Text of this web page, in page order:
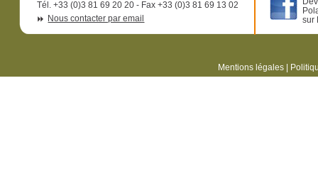
Tél. +33 (0)3 81 69 20 20 - Fax +33 (0)3 81 69 13 02
Nous contacter par email
sur
Mentions légales